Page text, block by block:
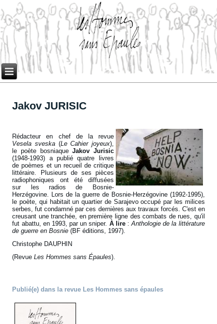
Jakov JURISIC
Rédacteur en chef de la revue
Vesela sveska (Le Cahier joyeux),
le poète bosniaqueJakov Jurisic
(1948-1993) a publié quatre livres
de poèmes et un recueil de critique
littéraire. Plusieurs de ses pièces
radiophoniques ont été diffusées
sur les radios de Bosnie-
Herzégovine. Lors de la guerre de Bosnie-Herzégovine (1992-1995),
le poète, qui habitait un quartier de Sarajevo occupé par les milices
serbes, fut condamné par ces dernières aux travaux forcés. C'est en
creusant une tranchée, en première ligne des combats de rues, qu'il
fut abattu, en 1993, par un sniper. À lire:Anthologie de la littérature
de guerre en Bosnie (BF éditions, 1997).
Christophe DAUPHIN
(RevueLes Hommes sans Épaules).
Publié(e) dans la revue Les Hommes sans épaules